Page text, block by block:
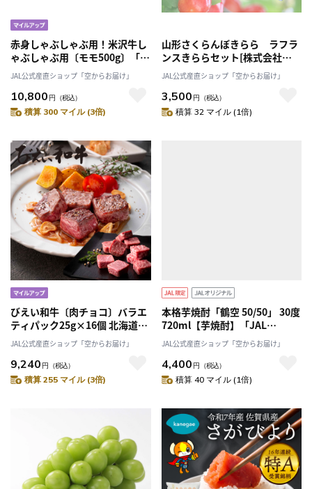
赤身しゃぶしゃぶ用！米沢牛し
ゃぶしゃぶ用〔モモ500g〕「米
沢牛黄木」創業100年の米沢牛
の老舗が秘伝の目利きで厳選！
産直 産地直送 2025 肉 牛肉 和
牛 送料無料
JAL公式産直ショップ「空からお届け」
10,800 円 （税込）
積算 300 マイル (3倍)
山形さくらんぼきらら ラフラ
ンスきららセット[株式会社
VRIHCe]
JAL公式産直ショップ「空からお届け」
3,500 円 （税込）
積算 32 マイル (1倍)
びえい和牛〔肉チョコ〕バラエ
ティパック25g×16個 北海道美
瑛町 「ファームズ千代田」送料
無料
JAL公式産直ショップ「空からお届け」
9,240 円 （税込）
積算 255 マイル (3倍)
本格芋焼酎「鶴空 50/50」 30度
720ml【芋焼酎】「JAL
Agriport」送料込み
JAL公式産直ショップ「空からお届け」
4,400 円 （税込）
積算 40 マイル (1倍)